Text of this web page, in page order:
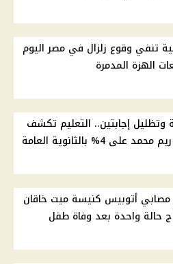
تنفي وقوع زلزال في مصر اليوم
الهزة المدمرة
وتظليل إجابتين.. التعليم تكشف
4% بالثانوية العامة
أتوبيس كنيسة ميت خاقان
حالة واحدة بعد وفاة طفل